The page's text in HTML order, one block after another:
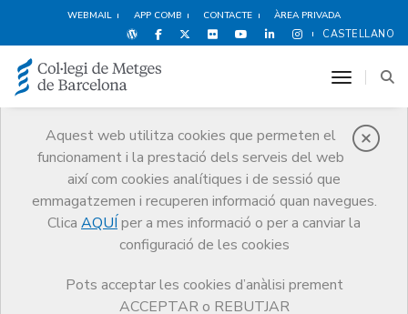
WEBMAIL APP COMB CONTACTE ÀREA PRIVADA
CASTELLANO
Aquest web utilitza cookies que permeten el
funcionament i la prestació dels serveis del web
així com cookies analítiques i de sessió que
emmagatzemen i recuperen informació quan navegues.
Clica AQUÍ per a mes informació o per a canviar la
configuració de les cookies
Pots acceptar les cookies d’anàlisi prement
ACCEPTAR o REBUTJAR
toggle
Notícies
Comunicació
Notícies
Prop de 500 professionals de la salut ja han estat atesos pel servei de
telesuport psicològic que presta la Fundació Galatea per fer front als
efectes de la crisi de la COVID-19